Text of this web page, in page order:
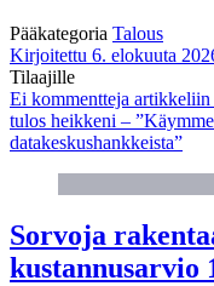
Pääkategoria Talous
Kirjoitettu 6. elokuuta
Tilaajille
Ei kommentteja artikkeliin
tulos heikkeni –
datakeskushankkeista”
Sorvoja
kustannusarvio